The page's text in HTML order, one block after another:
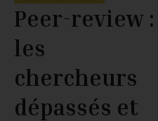
Peer-review :
les
chercheurs
dépassés et